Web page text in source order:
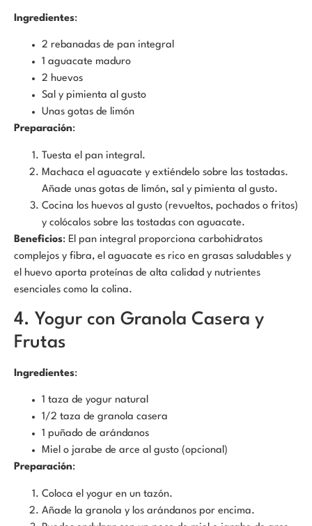
Ingredientes:
2 rebanadas de pan integral
1 aguacate maduro
2 huevos
Sal y pimienta al gusto
Unas gotas de limón
Preparación:
Tuesta el pan integral.
Machaca el aguacate y extiéndelo sobre las tostadas.
Añade unas gotas de limón, sal y pimienta al gusto.
Cocina los huevos al gusto (revueltos, pochados o fritos)
y colócalos sobre las tostadas con aguacate.
Beneficios: El pan integral proporciona carbohidratos
complejos y fibra, el aguacate es rico en grasas saludables y
el huevo aporta proteínas de alta calidad y nutrientes
esenciales como la colina.
4. Yogur con Granola Casera y
Frutas
Ingredientes:
1 taza de yogur natural
1/2 taza de granola casera
1 puñado de arándanos
Miel o jarabe de arce al gusto (opcional)
Preparación:
Coloca el yogur en un tazón.
Añade la granola y los arándanos por encima.